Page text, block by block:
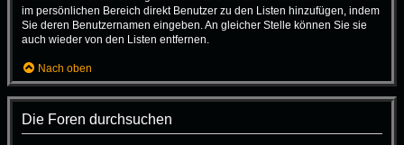
im persönlichen Bereich direkt Benutzer zu den Listen hinzufügen, indem
Sie deren Benutzernamen eingeben. An gleicher Stelle können Sie sie
auch wieder von den Listen entfernen.
Nach oben
Die Foren durchsuchen